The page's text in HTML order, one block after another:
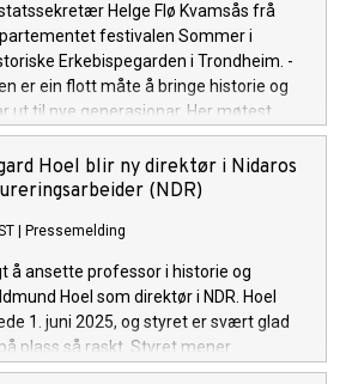
Helge Flø Kvamsås frå
festivalen Sommer i
Erkebispegarden i Trondheim. -
er ein flott måte å bringe historie og
ut til nye generasjonar. Her møtest
formidling, sa Kvamsås under
Hoel blir ny direktør i Nidaros
(NDR)
Pressemelding
å ansette professor i historie og
Hoel som direktør i NDR. Hoel
1. juni 2025, og styret er svært glad
plass så raskt. Styret mener
mann til å lede arbeidet med å ta vare